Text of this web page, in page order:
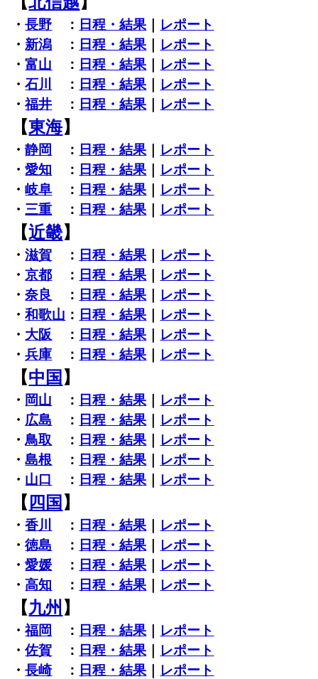
・長野 ： 日程・結果｜ レポート
・新潟 ： 日程・結果｜ レポート
・富山 ： 日程・結果｜ レポート
・石川 ： 日程・結果｜ レポート
・福井 ： 日程・結果｜ レポート
【東海】
・静岡 ： 日程・結果｜ レポート
・愛知 ： 日程・結果｜ レポート
・岐阜 ： 日程・結果｜ レポート
・三重 ： 日程・結果｜ レポート
【近畿】
・滋賀 ： 日程・結果｜ レポート
・京都 ： 日程・結果｜ レポート
・奈良 ： 日程・結果｜ レポート
・和歌山 ： 日程・結果｜ レポート
・ 大阪 ： 日程・結果｜ レポート
・兵庫 ： 日程・結果｜ レポート
【中国 】
・ 岡山 ： 日程・結果｜ レポート
・ 広島 ： 日程・結果｜ レポート
・鳥取 ： 日程・結果｜ レポート
・島根 ： 日程・結果｜ レポート
・ 山口 ： 日程・結果｜ レポート
【 四国 】
・香川 ： 日程・結果｜ レポート
・徳島 ： 日程・結果｜ レポート
・愛媛 ： 日程・結果｜ レポート
・高知 ： 日程・結果｜ レポート
【九州 】
・福岡 ： 日程・結果｜ レポート
・佐賀 ： 日程・結果｜ レポート
・長崎： 日程・結果｜ レポート